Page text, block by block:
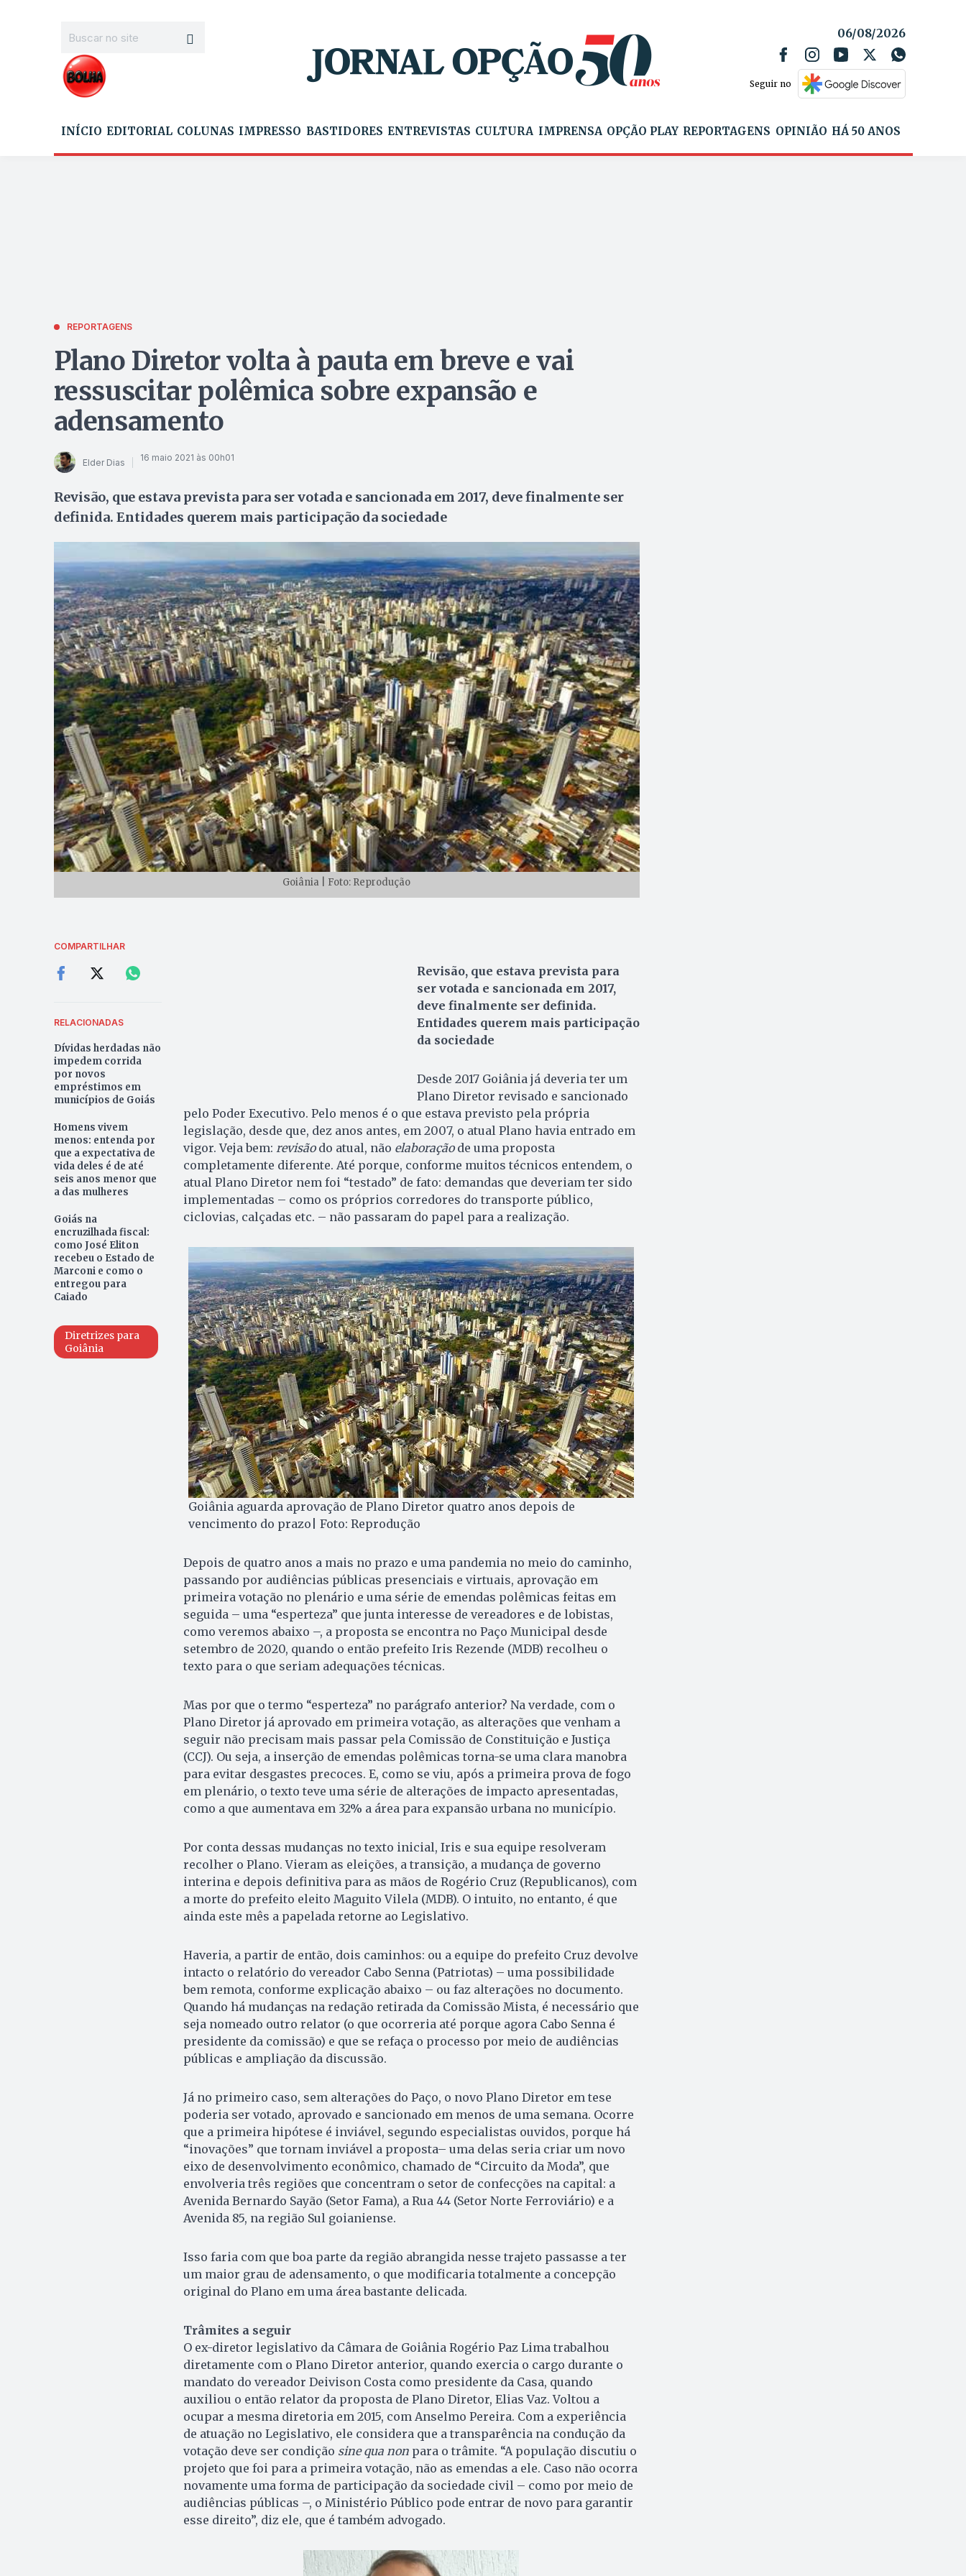
06/08/2026
Seguir no
INÍCIO EDITORIAL COLUNAS IMPRESSO BASTIDORES ENTREVISTAS CULTURA IMPRENSA OPÇÃO PLAY REPORTAGENS OPINIÃO HÁ 50 ANOS
REPORTAGENS
Plano Diretor volta à pauta em breve e vai
ressuscitar polêmica sobre expansão e
adensamento
Elder Dias 16 maio 2021 às 00h01
Revisão, que estava prevista para ser votada e sancionada em 2017, deve finalmente ser
definida. Entidades querem mais participação da sociedade
Goiânia | Foto: Reprodução
COMPARTILHAR
RELACIONADAS
Dívidas herdadas não
impedem corrida
por novos
empréstimos em
municípios de Goiás
Homens vivem
menos: entenda por
que a expectativa de
vida deles é de até
seis anos menor que
a das mulheres
Goiás na
encruzilhada fiscal:
como José Eliton
recebeu o Estado de
Marconi e como o
entregou para
Caiado
Diretrizes para
Goiânia
Revisão, que estava prevista para
ser votada e sancionada em 2017,
deve finalmente ser definida.
Entidades querem mais participação
da sociedade
Desde 2017 Goiânia já deveria ter um
Plano Diretor revisado e sancionado
pelo Poder Executivo. Pelo menos é o que estava previsto pela própria
legislação, desde que, dez anos antes, em 2007, o atual Plano havia entrado em
vigor. Veja bem: revisãodo atual, não elaboraçãode uma proposta
completamente diferente. Até porque, conforme muitos técnicos entendem, o
atual Plano Diretor nem foi “testado” de fato: demandas que deveriam ter sido
implementadas – como os próprios corredores do transporte público,
ciclovias, calçadas etc. – não passaram do papel para a realização.
Goiânia aguarda aprovação de Plano Diretor quatro anos depois de
vencimento do prazo| Foto: Reprodução
Depois de quatro anos a mais no prazo e uma pandemia no meio do caminho,
passando por audiências públicas presenciais e virtuais, aprovação em
primeira votação no plenário e uma série de emendas polêmicas feitas em
seguida – uma “esperteza” que junta interesse de vereadores e de lobistas,
como veremos abaixo –, a proposta se encontra no Paço Municipal desde
setembro de 2020, quando o então prefeito Iris Rezende (MDB) recolheu o
texto para o que seriam adequações técnicas.
Mas por que o termo “esperteza” no parágrafo anterior? Na verdade, com o
Plano Diretor já aprovado em primeira votação, as alterações que venham a
seguir não precisam mais passar pela Comissão de Constituição e Justiça
(CCJ). Ou seja, a inserção de emendas polêmicas torna-se uma clara manobra
para evitar desgastes precoces. E, como se viu, após a primeira prova de fogo
em plenário, o texto teve uma série de alterações de impacto apresentadas,
como a que aumentava em 32% a área para expansão urbana no município.
Por conta dessas mudanças no texto inicial, Iris e sua equipe resolveram
recolher o Plano. Vieram as eleições, a transição, a mudança de governo
interina e depois definitiva para as mãos de Rogério Cruz (Republicanos), com
a morte do prefeito eleito Maguito Vilela (MDB). O intuito, no entanto, é que
ainda este mês a papelada retorne ao Legislativo.
Haveria, a partir de então, dois caminhos: ou a equipe do prefeito Cruz devolve
intacto o relatório do vereador Cabo Senna (Patriotas) – uma possibilidade
bem remota, conforme explicação abaixo – ou faz alterações no documento.
Quando há mudanças na redação retirada da Comissão Mista, é necessário que
seja nomeado outro relator (o que ocorreria até porque agora Cabo Senna é
presidente da comissão) e que se refaça o processo por meio de audiências
públicas e ampliação da discussão.
Já no primeiro caso, sem alterações do Paço, o novo Plano Diretor em tese
poderia ser votado, aprovado e sancionado em menos de uma semana. Ocorre
que a primeira hipótese é inviável, segundo especialistas ouvidos, porque há
“inovações” que tornam inviável a proposta– uma delas seria criar um novo
eixo de desenvolvimento econômico, chamado de “Circuito da Moda”, que
envolveria três regiões que concentram o setor de confecções na capital: a
Avenida Bernardo Sayão (Setor Fama), a Rua 44 (Setor Norte Ferroviário) e a
Avenida 85, na região Sul goianiense.
Isso faria com que boa parte da região abrangida nesse trajeto passasse a ter
um maior grau de adensamento, o que modificaria totalmente a concepção
original do Plano em uma área bastante delicada.
Trâmites a seguir
O ex-diretor legislativo da Câmara de Goiânia Rogério Paz Lima trabalhou
diretamente com o Plano Diretor anterior, quando exercia o cargo durante o
mandato do vereador Deivison Costa como presidente da Casa, quando
auxiliou o então relator da proposta de Plano Diretor, Elias Vaz. Voltou a
ocupar a mesma diretoria em 2015, com Anselmo Pereira. Com a experiência
de atuação no Legislativo, ele considera que a transparência na condução da
votação deve ser condição sine qua non para o trâmite. “A população discutiu o
projeto que foi para a primeira votação, não as emendas a ele. Caso não ocorra
novamente uma forma de participação da sociedade civil – como por meio de
audiências públicas –, o Ministério Público pode entrar de novo para garantir
esse direito”, diz ele, que é também advogado.